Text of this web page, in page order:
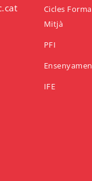
Cicles
Mitjà
PFI
IFE